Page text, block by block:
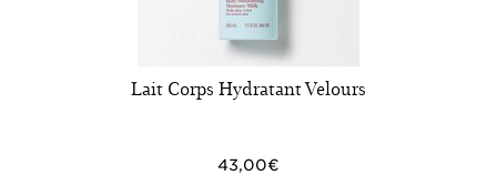
Lait Corps Hydratant Velours
43,00€